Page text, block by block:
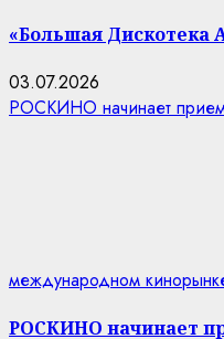
«Большая Дискотека
03.07.2026
РОСКИНО начинает прием
международном
РОСКИНО начинает